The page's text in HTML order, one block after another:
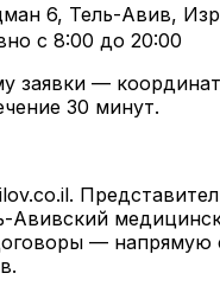
6, Тель-Авив,
с 8:00 до 20:00
заявки —
30 минут.
Авивский
— напрямую